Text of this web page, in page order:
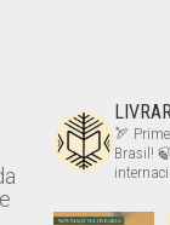
🏹
Brasil!